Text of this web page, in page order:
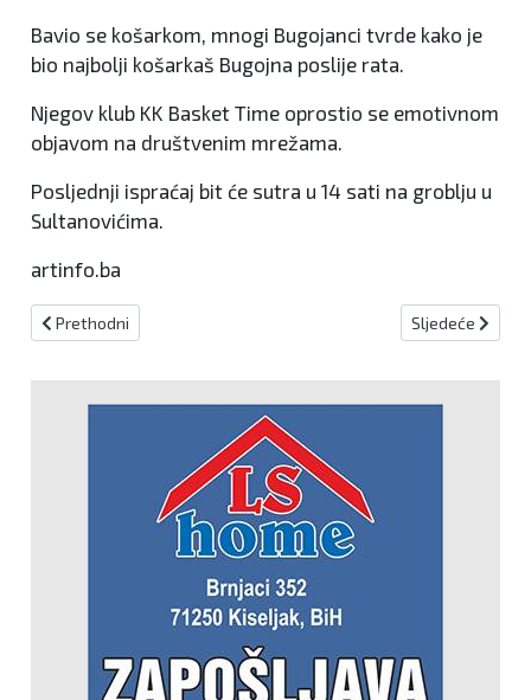
Bavio se košarkom, mnogi Bugojanci tvrde kako je
bio najbolji košarkaš Bugojna poslije rata.
Njegov klub KK Basket Time oprostio se emotivnom
objavom na društvenim mrežama.
Posljednji ispraćaj bit će sutra u 14 sati na groblju u
Sultanovićima.
artinfo.ba
Prethodni članak: Prometna nesreća na Rostovu, ima ozlijeđenih!
Prethodni Sljedeći
Sljedeće